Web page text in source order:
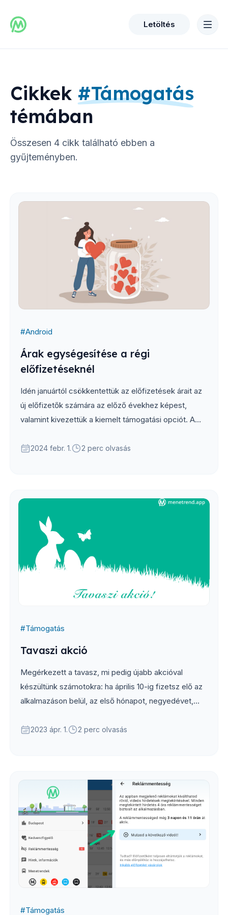
Letöltés
Cikkek #Támogatás
témában
Összesen 4 cikk található ebben a
gyűjteményben.
#Android
Árak egységesítése a régi
előfizetéseknél
Idén januártól csökkentettük az előfizetések árait az
új előfizetők számára az előző évekhez képest,
valamint kivezettük a kiemelt támogatási opciót. A
átvezetjük a változásokat...
2024 febr. 1. 2 perc olvasás
#Támogatás
Tavaszi akció
Megérkezett a tavasz, mi pedig újabb akcióval
készültünk számotokra: ha április 10-ig fizetsz elő az
alkalmazáson belül, az első hónapot, negyedévet,
2023 ápr. 1. 2 perc olvasás
#Támogatás